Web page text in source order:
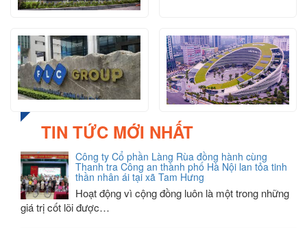
TIN TỨC MỚI NHẤT
Công ty Cổ phần Làng Rùa đồng hành cùng
Thanh tra Công an thành phố Hà Nội lan tỏa tinh
thần nhân ái tại xã Tam Hưng
Hoạt động vì cộng đồng luôn là một trong những
giá trị cốt lõi được…